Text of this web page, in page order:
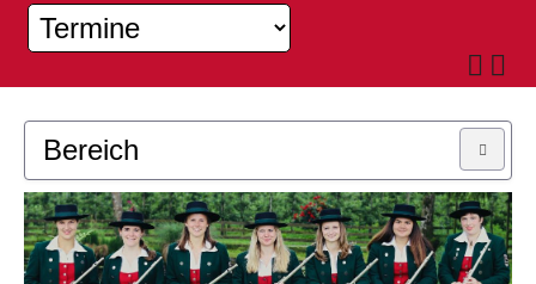
Bereich
MUSIKKAPELLE
JUGEND